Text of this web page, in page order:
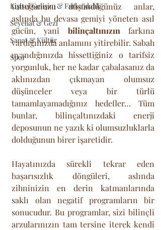
Kişisel Gelişim & Farkındalık
Seyehat & Gezi
Sanat & Kültür
Spor
tuttuğunuzu düşündüğünüz anlar,
aslında bu devasa gemiyi yöneten asıl
gücün, yani bilinçaltınızın farkına
vardığınızda anlamını yitirebilir. Sabah
uyandığınızda hissettiğiniz o tarifsiz
yorgunluk, her ne kadar çabalasanız da
aklınızdan çıkmayan olumsuz
düşünceler veya bir türlü
tamamlayamadığınız hedefler… Tüm
bunlar, bilinçaltınızdaki enerji
deposunun ne yazık ki olumsuzluklarla
dolduğunun birer işaretidir.
Hayatınızda sürekli tekrar eden
başarısızlık döngüleri, aslında
zihninizin en derin katmanlarında
saklı olan negatif programların bir
sonucudur. Bu programlar, sizi bilinçli
arzularınızın tam tersine iterek kendi